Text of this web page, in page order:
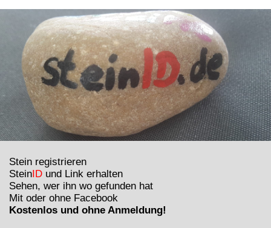
Stein registrieren
Stein ID und Link erhalten
Sehen, wer ihn wo gefunden hat
Mit oder ohne Facebook
Kostenlos und ohne Anmeldung!